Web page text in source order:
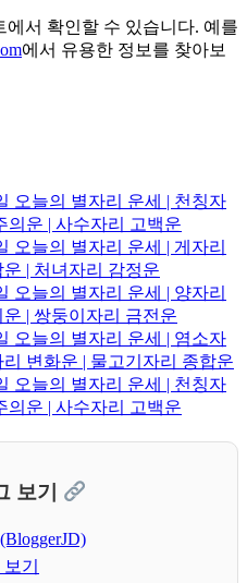
서 확인할 수 있습니다. 예를
에서 유용한 정보를 찾아보
오늘의 별자리 운세 | 천칭자
의운 | 사수자리 고백운
오늘의 별자리 운세 | 게자리
| 처녀자리 감정운
오늘의 별자리 운세 | 양자리
| 쌍둥이자리 금전운
오늘의 별자리 운세 | 염소자
변화운 | 물고기자리 종합운
오늘의 별자리 운세 | 천칭자
의운 | 사수자리 고백운
보기
기